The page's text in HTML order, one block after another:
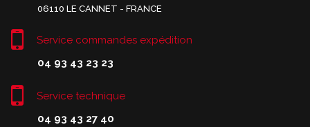
06110 LE CANNET - FRANCE
Service commandes expédition
04 93 43 23 23
Service technique
04 93 43 27 40